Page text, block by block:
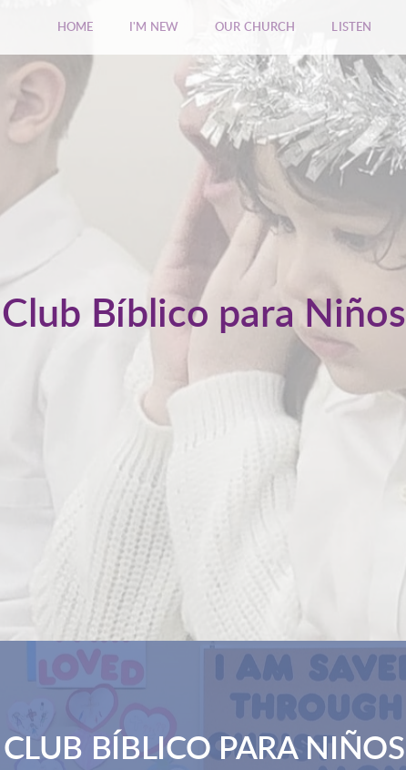
HOME I'M NEW OUR CHURCH LISTEN
Club Bíblico para Niños
CLUB BÍBLICO PARA NIÑOS